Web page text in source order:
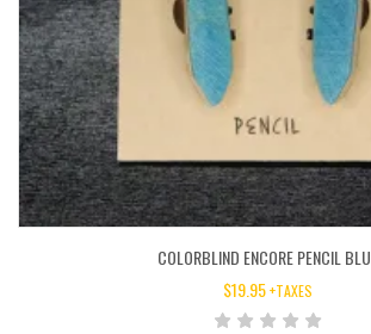
COLORBLIND ENCORE PENCIL
$19.95 +TAXES